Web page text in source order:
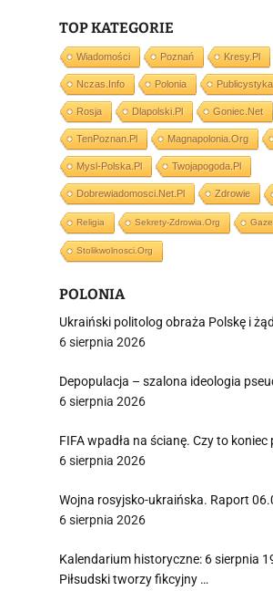
TOP KATEGORIE
Wiadomości Poznań Kresy.pl
Nczas.info Polonia Publicystyka
Rosja Dlapolski.pl Goniec.net
TenPoznan.pl Magnapolonia.org
Mysl-Polska.pl Twojapogoda.pl
Dobrewiadomosci.net.pl Zdrowie
Religia Sekrety-Zdrowia.org
Stolikwolnosci.org
POLONIA
Ukraiński politolog obraża Polskę i
6 sierpnia 2026
Depopulacja – szalona ideologia
6 sierpnia 2026
FIFA wpadła na ścianę. Czy to
6 sierpnia 2026
Wojna rosyjsko-ukraińska. Raport
6 sierpnia 2026
Kalendarium historyczne: 6 sierpnia
Piłsudski tworzy fikcyjny …